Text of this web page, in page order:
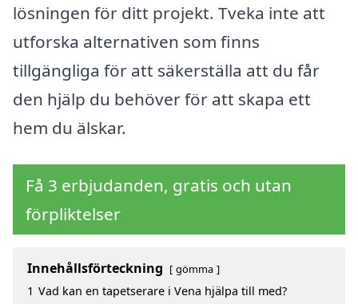
lösningen för ditt projekt. Tveka inte att
utforska alternativen som finns
tillgängliga för att säkerställa att du får
den hjälp du behöver för att skapa ett
hem du älskar.
Få 3 erbjudanden, gratis och utan
förpliktelser
Innehållsförteckning gömma
1 Vad kan en tapetserare i Vena hjälpa till med?